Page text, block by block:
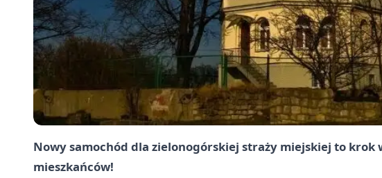
Nowy samochód dla zielonogórskiej straży miejskiej to krok
mieszkańców!